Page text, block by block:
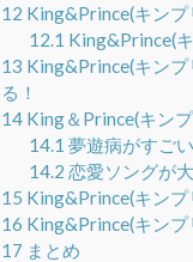
12 King&Prince(キン
12.1 King&Prince(
13 King&Prince(キン
る！
14 King＆Prince(キン
14.1 夢遊病がすごい
14.2 恋愛ソングが
15 King&Prince(キン
16 King&Prince(キン
17 まとめ